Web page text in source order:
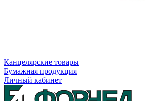
Канцелярские товары
Бумажная продукция
Личный кабинет